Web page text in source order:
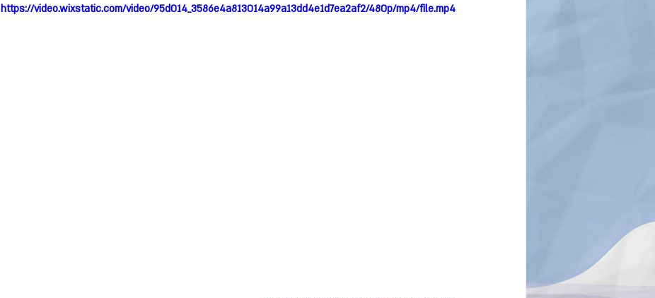
https://video.wixstatic.com/video/95d014_3586e4a813014a99a13dd4e1d7ea2af2/480p/mp4/file.mp4